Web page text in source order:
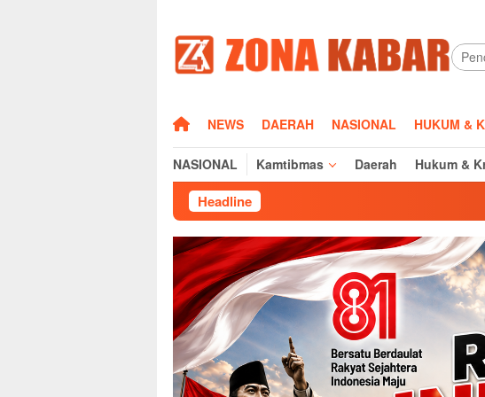
konten
HOMENEWS DAERAH NASIONAL HUKUM &
NASIONAL Kamtibmas Daerah Hukum &
Headline Bupati Majalengka